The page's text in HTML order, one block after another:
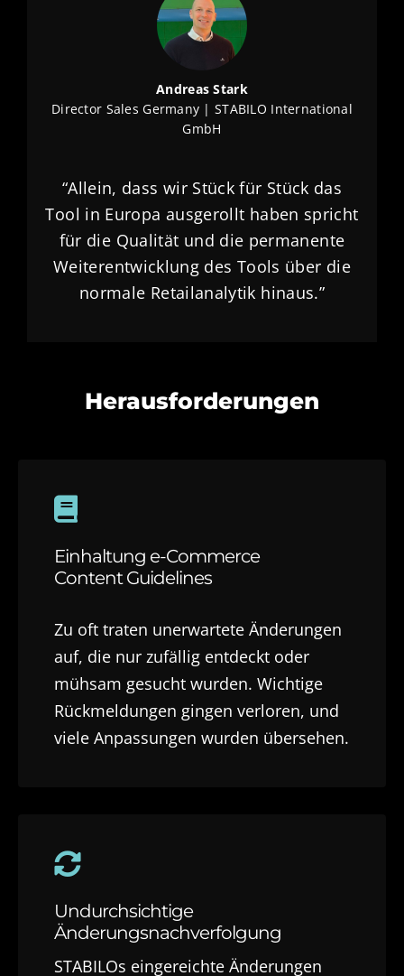
Andreas Stark
Director Sales Germany | STABILO International
GmbH
“Allein, dass wir Stück für Stück das
Tool in Europa ausgerollt haben spricht
für die Qualität und die permanente
Weiterentwicklung des Tools über die
normale Retailanalytik hinaus.”
Herausforderungen
Einhaltung e-Commerce
Content Guidelines
Zu oft traten unerwartete Änderungen
auf, die nur zufällig entdeckt oder
mühsam gesucht wurden. Wichtige
Rückmeldungen gingen verloren, und
viele Anpassungen wurden übersehen.
Undurchsichtige
Änderungsnachverfolgung
STABILOs eingereichte Änderungen